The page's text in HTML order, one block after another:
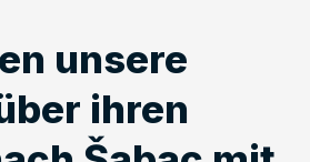
unsere
ihren